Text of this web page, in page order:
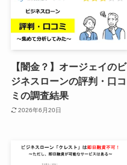
【闇金？】オージェイのビ
ジネスローンの評判・口コ
ミの調査結果
2026年6月20日